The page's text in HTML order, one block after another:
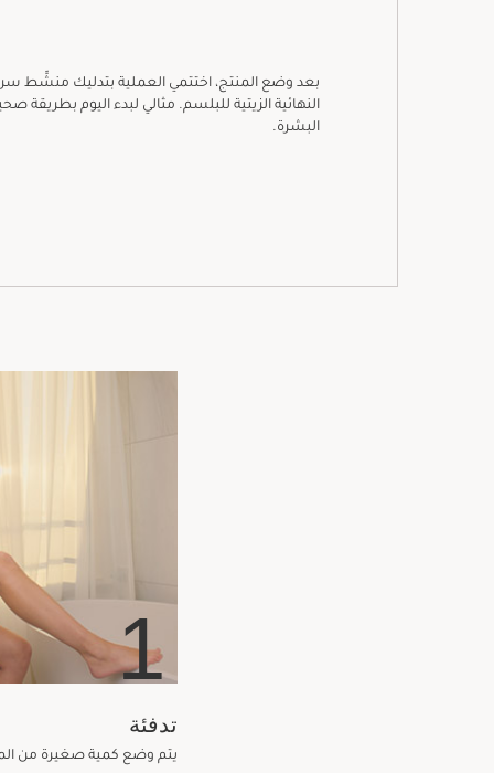
بعد وضع المنتج، اختتمي العملية بتدليك منشِّط
النهائية الزيتية للبلسم. مثالي لبدء اليوم بطريقة
البشرة.
1
تدفئة
يتم وضع كمية صغيرة من